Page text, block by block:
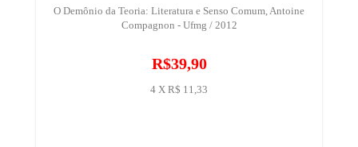
O Demônio da Teoria: Literatura e Senso Comum, Antoine
Compagnon - Ufmg / 2012
R$39,90
4 X R$ 11,33